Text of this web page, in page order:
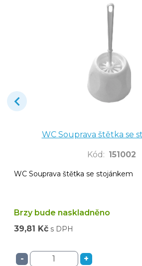
WC Souprava štětka se
Kód : 151002
WC Souprava štětka se stojánkem
Brzy bude naskladněno
39,81 Kč s DPH
- +